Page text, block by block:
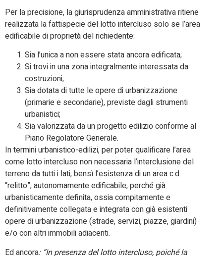
Per la precisione, la giurisprudenza amministrativa ritiene
realizzata la fattispecie del lotto intercluso solo se l’area
edificabile di proprietà del richiedente:
Sia l’unica a non essere stata ancora edificata;
Si trovi in una zona integralmente interessata da
costruzioni;
Sia dotata di tutte le opere di urbanizzazione
(primarie e secondarie), previste dagli strumenti
urbanistici;
Sia valorizzata da un progetto edilizio conforme al
Piano Regolatore Generale.
In termini urbanistico-edilizi, per poter qualificare l’area
come lotto intercluso non necessaria l’interclusione del
terreno da tutti i lati, bensì l’esistenza di un area c.d.
“relitto”, autonomamente edificabile, perché già
urbanisticamente definita, ossia compitamente e
definitivamente collegata e integrata con già esistenti
opere di urbanizzazione (strade, servizi, piazze, giardini)
e/o con altri immobili adiacenti.
Ed ancora: “In presenza del lotto intercluso, poiché la